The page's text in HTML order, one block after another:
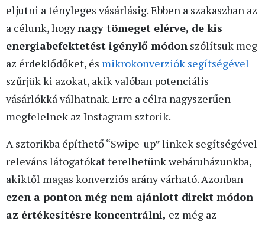
eljutni a tényleges vásárlásig. Ebben a szakaszban az
a célunk, hogynagy tömeget elérve, de kis
energiabefektetést igénylő módon szólítsuk meg
az érdeklődőket, és mikrokonverziók segítségével
szűrjük ki azokat, akik valóban potenciális
vásárlókká válhatnak. Erre a célra nagyszerűen
megfelelnek az Instagram sztorik.
A sztorikba építhető “Swipe-up” linkek segítségével
releváns látogatókat terelhetünk webáruházunkba,
akiktől magas konverziós arány várható. Azonban
ezen a ponton még nem ajánlott direkt módon
az értékesítésre koncentrálni, ez még az